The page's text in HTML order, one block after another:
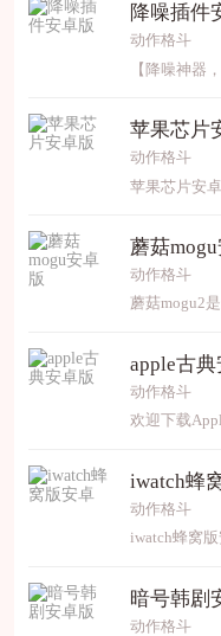
降噪插件
动作格斗
苹果芯片
动作格斗
蘑菇
动作格斗
apple古典
动作格斗
iwatch蜂
动作格斗
暗号韩剧
动作格斗